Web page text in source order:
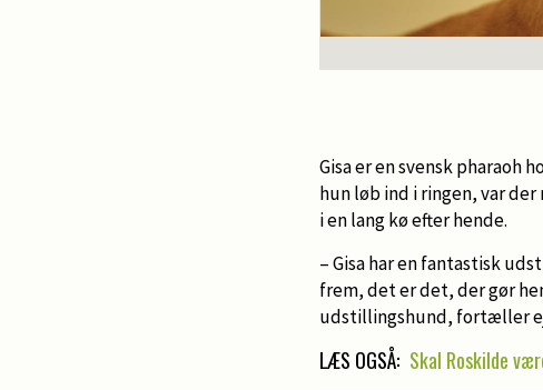
Gisa er en svensk pharaoh
hun løb ind i ringen, var
i en lang kø efter hende.
– Gisa har en fantastisk
frem, det er det, der gør
udstillingshund, fortæller
LÆS OGSÅ: Skal Roskilde